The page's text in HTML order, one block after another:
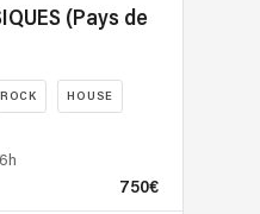
(Pays de
ROCK HOUSE
750€